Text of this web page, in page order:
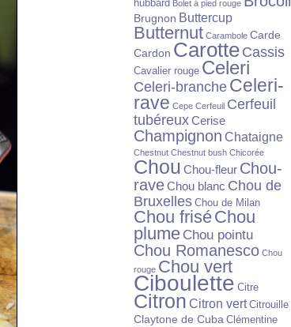
hubbard Bolet à pied rouge
Brugnon Buttercup
Butternut Carambole Carde
Cardon Carotte Cassis
Cavalier rouge Celeri
Celeri-branche Celeri-
rave Cepe Cerfeuil Cerfeuil
tubéreuxCerise
Champignon Chataigne
Chestnut Chestnut bush Chicorée
Chou Chou-fleur Chou-
raveChou blanc Chou de
Bruxelles Chou de Milan
Chou friséChou
plume Chou pointu
Chou Romanesco Chou
rouge Chou vert
Ciboulette Citre
Citron Citron vert Citrouille
Claytone de Cuba Clémentine